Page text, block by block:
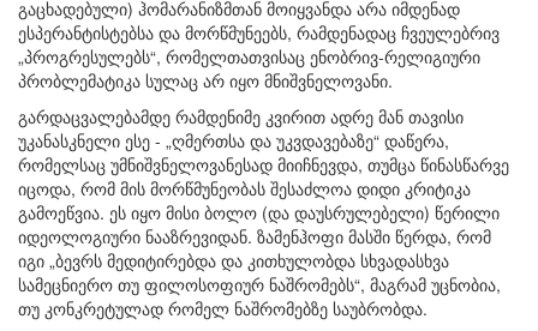
გაცხადებული) ჰომარანიზმთან მოიყვანდა არა იმდენად
ესპერანტისტებსა და მორწმუნეებს, რამდენადაც ჩვეულებრივ
„პროგრესულებს“, რომელთათვისაც ენობრივ-რელიგიური
პრობლემატიკა სულაც არ იყო მნიშვნელოვანი.
გარდაცვალებამდე რამდენიმე კვირით ადრე მან თავისი
უკანასკნელი ესე - „ღმერთსა და უკვდავებაზე“ დაწერა,
რომელსაც უმნიშვნელოვანესად მიიჩნევდა, თუმცა წინასწარვე
იცოდა, რომ მის მორწმუნეობას შესაძლოა დიდი კრიტიკა
გამოეწვია. ეს იყო მისი ბოლო (და დაუსრულებელი) წერილი
იდეოლოგიური ნააზრევიდან. ზამენჰოფი მასში წერდა, რომ
იგი „ბევრს მედიტირებდა და კითხულობდა სხვადასხვა
სამეცნიერო თუ ფილოსოფიურ ნაშრომებს“, მაგრამ უცნობია,
თუ კონკრეტულად რომელ ნაშრომებზე საუბრობდა.